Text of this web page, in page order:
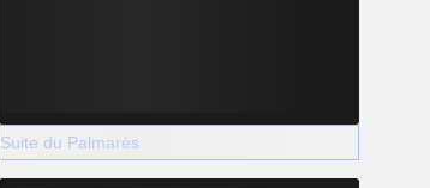
Suite du Palmarès